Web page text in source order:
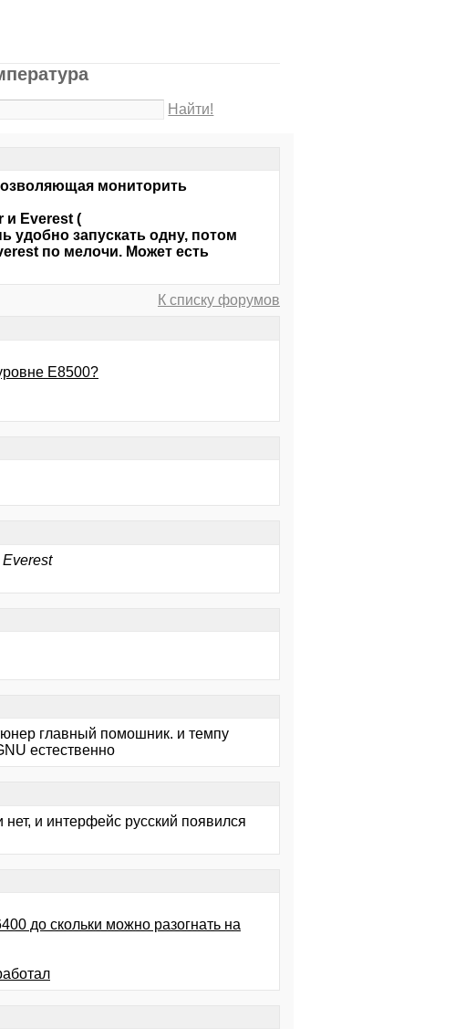
Найти!
мониторить
и Everest (
удобно запускать одну, потом
по мелочи. Может есть
К списку форумов
Е8500?
главный помошник. и темпу
естественно
и интерфейс русский появился
до скольки можно разогнать на